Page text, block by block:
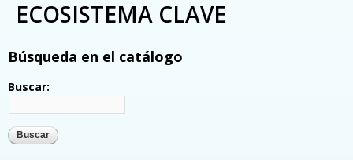
ECOSISTEMA CLAVE
Búsqueda en el catálogo
Buscar: